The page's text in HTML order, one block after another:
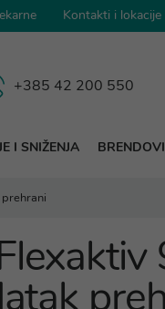
Kontakti i lokacije
+385 42 200 550
I SNIŽENJA BRENDOVI